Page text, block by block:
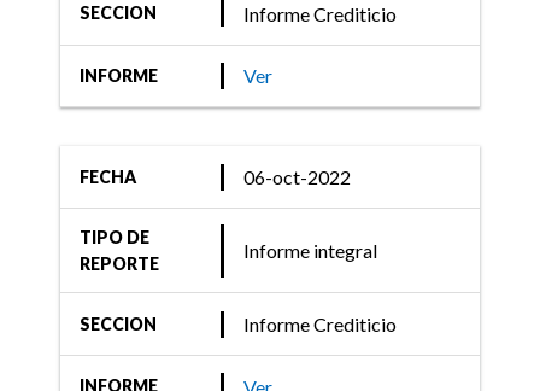
SECCION Informe Crediticio
INFORME Ver
FECHA 06-oct-2022
TIPO DE
REPORTE
Informe integral
SECCION Informe Crediticio
INFORME